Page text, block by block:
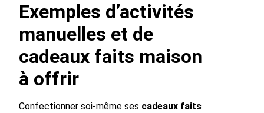
Exemples d’activités
manuelles et de
cadeaux faits maison
à offrir
Confectionner soi-même ses cadeaux faits